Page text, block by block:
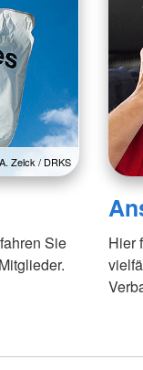
Zelck / DRKS
Sie
Hier